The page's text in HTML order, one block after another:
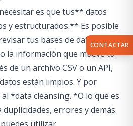
es que tus** datos
y estructurados.** Es posible
tus bases de datos y
la información que mueve tu
de un archivo CSV o un API,
están limpios. Y por
*data cleansing. *O lo que es
errores y demás.
CONTACTAR